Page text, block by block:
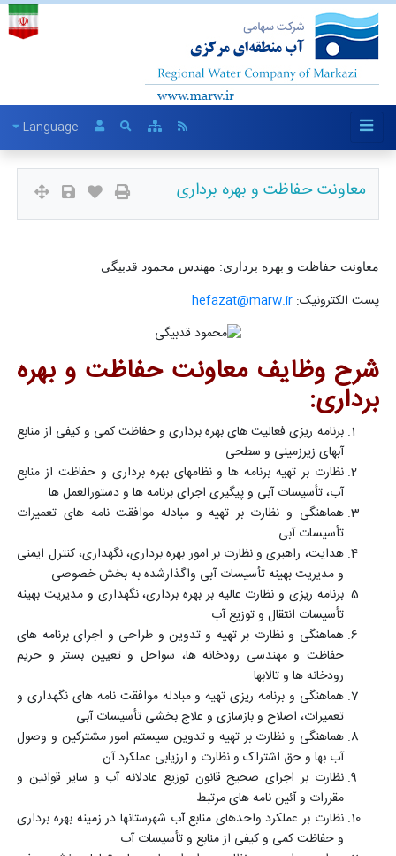
Language
معاونت حفاظت و بهره برداری
معاونت حفاظت و بهره برداری: مهندس محمود قدبیگی
پست الکترونیک:hefazat@marw.ir
شرح وظایف معاونت حفاظت و بهره
برداری:
برنامه ریزی فعالیت های بهره برداری و حفاظت کمی و کیفی از منابع
آبهای زیرزمینی و سطحی
نظارت بر تهیه برنامه ها و نظامهای بهره برداری و حفاظت از منابع
آب، تأسیسات آبی و پیگیری اجرای برنامه ها و دستورالعمل ها
هماهنگی و نظارت بر تهیه و مبادله موافقت نامه های تعمیرات
تأسیسات آبی
هدایت، راهبری و نظارت بر امور بهره برداری، نگهداری، کنترل ایمنی
و مدیریت بهینه تأسیسات آبی واگذارشده به بخش خصوصی
برنامه ریزی و نظارت عالیه بر بهره برداری، نگهداری و مدیریت بهینه
تأسیسات انتقال و توزیع آب
هماهنگی و نظارت بر تهیه و تدوین و طراحی و اجرای برنامه های
حفاظت و مهندسی رودخانه ها، سواحل و تعیین بستر و حریم
رودخانه ها و تالابها
هماهنگی و برنامه ریزی تهیه و مبادله موافقت نامه های نگهداری و
تعمیرات، اصلاح و بازسازی و علاج بخشی تأسیسات آبی
هماهنگی و نظارت بر تهیه و تدوین سیستم امور مشترکین و وصول
آب بها و حق اشتراک و نظارت و ارزیابی عملکرد آن
نظارت بر اجرای صحیح قانون توزیع عادلانه آب و سایر قوانین و
مقررات و آئین نامه های مرتبط
نظارت بر عملکرد واحدهای منابع آب شهرستانها در زمینه بهره برداری
و حفاظت کمی و کیفی از منابع و تأسیسات آب